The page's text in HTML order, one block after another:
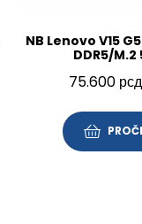
NB Lenovo V15
DDR5/M.2
75.600 рсд